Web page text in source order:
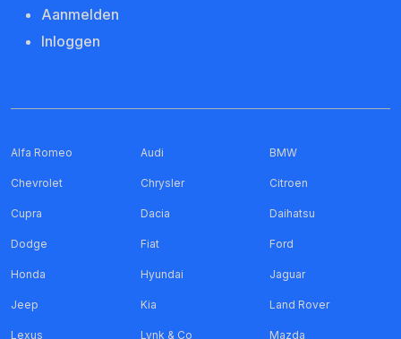
Aanmelden
Inloggen
Alfa Romeo Audi BMW
Chevrolet Chrysler Citroen
Cupra Dacia Daihatsu
Dodge Fiat Ford
Honda Hyundai Jaguar
Jeep Kia Land Rover
Lexus Lynk & Co Mazda